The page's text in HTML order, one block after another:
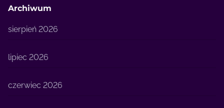
Archiwum
sierpień 2026
lipiec 2026
czerwiec 2026